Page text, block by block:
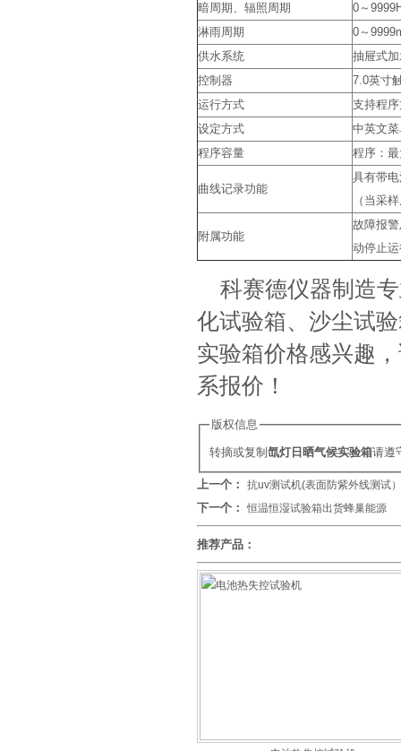
暗周期、辐照周期
0～
淋雨周期
0～
供水系统
抽屉式
控制器
7.0英寸
运行方式
支持程
设定方式
中英文
程序容量
程序：
曲线记录功能
具有带
（当采
附属功能
故障报
动停止
科赛德仪器制造
化试验箱、沙尘试
实验箱价格感兴趣
系报价！
版权信息
转摘或复制氙灯日晒气候实验箱请遵
上一个： 抗uv测试机(表面防紫外线测试）
下一个：恒温恒湿试验箱出货蜂巢能源
推荐产品：